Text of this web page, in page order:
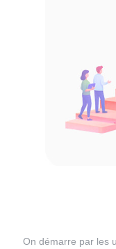
On démarre par les